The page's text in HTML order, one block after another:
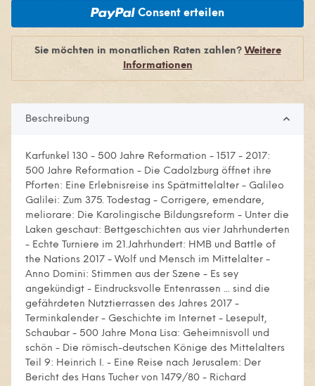
Consent erteilen
Sie möchten in monatlichen Raten zahlen? Weitere
Informationen
Beschreibung
Karfunkel 130 - 500 Jahre Reformation - 1517 - 2017:
500 Jahre Reformation - Die Cadolzburg öffnet ihre
Pforten: Eine Erlebnisreise ins Spätmittelalter - Galileo
Galilei: Zum 375. Todestag - Corrigere, emendare,
meliorare: Die Karolingische Bildungsreform - Unter die
Laken geschaut: Bettgeschichten aus vier Jahrhunderten
- Echte Turniere im 21.Jahrhundert: HMB und Battle of
the Nations 2017 - Wolf und Mensch im Mittelalter -
Anno Domini: Stimmen aus der Szene - Es sey
angekündigt - Eindrucksvolle Entenrassen ... sind die
gefährdeten Nutztierrassen des Jahres 2017 -
Terminkalender - Geschichte im Internet - Lesepult,
Schaubar - 500 Jahre Mona Lisa: Geheimnisvoll und
schön - Die römisch-deutschen Könige des Mittelalters
Teil 9: Heinrich I. - Eine Reise nach Jerusalem: Der
Bericht des Hans Tucher von 1479/80 - Richard